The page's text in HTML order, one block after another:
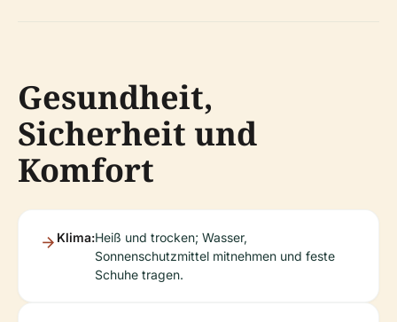
Gesundheit,
Sicherheit und
Komfort
Klima:Heiß und trocken; Wasser,
Sonnenschutzmittel mitnehmen und feste
Schuhe tragen.